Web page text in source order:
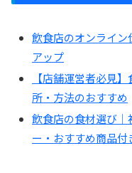
飲食店のオンライ
アップ
【店舗運営者必見
所・方法のおすすめ
飲食店の食材選び｜
ー・おすすめ商品付